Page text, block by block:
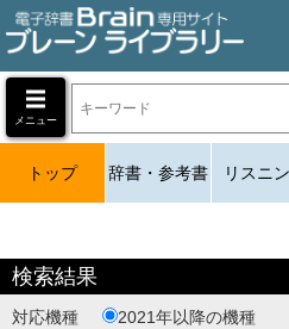
メニュー
トップ 辞書・参考書 リスニ
検索結果
対応機種 2021年以降の機種